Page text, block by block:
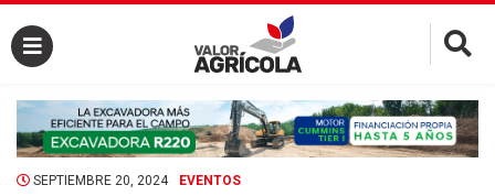
×
SEPTIEMBRE 20, 2024 EVENTOS